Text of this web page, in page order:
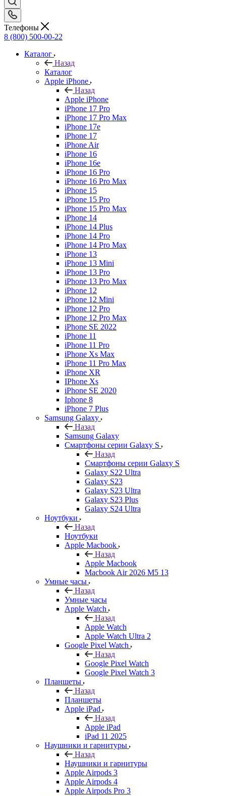
Телефоны
8 (800) 500-00-22
Каталог
Назад
Каталог
Apple iPhone
Назад
Apple iPhone
iPhone 17 Pro
iPhone 17 Pro Max
iPhone 17e
iPhone 17
iPhone Air
iPhone 16
iPhone 16e
iPhone 16 Pro
iPhone 16 Pro Max
iPhone 15
iPhone 15 Pro
iPhone 15 Pro Max
iPhone 14
iPhone 14 Plus
iPhone 14 Pro
iPhone 14 Pro Max
iPhone 13
iPhone 13 Mini
iPhone 13 Pro
iPhone 13 Pro Max
iPhone 12
iPhone 12 Mini
iPhone 12 Pro
iPhone 12 Pro Max
iPhone SE 2022
iPhone 11
iPhone 11 Pro
iPhone Xs Max
iPhone 11 Pro Max
iPhone XR
IPhone Xs
iPhone SE 2020
Iphone 8
iPhone 7 Plus
Samsung Galaxy
Назад
Samsung Galaxy
Смартфоны серии Galaxy S
Назад
Смартфоны серии Galaxy S
Galaxy S22 Ultra
Galaxy S23
Galaxy S23 Ultra
Galaxy S23 Plus
Galaxy S24 Ultra
Ноутбуки
Назад
Ноутбуки
Apple Macbook
Назад
Apple Macbook
Macbook Air 2026 M5 13
Умные часы
Назад
Умные часы
Apple Watch
Назад
Apple Watch
Apple Watch Ultra 2
Google Pixel Watch
Назад
Google Pixel Watch
Google Pixel Watch 3
Планшеты
Назад
Планшеты
Apple iPad
Назад
Apple iPad
iPad 11 2025
Наушники и гарнитуры
Назад
Наушники и гарнитуры
Apple Airpods 3
Apple Airpods 4
Apple Airpods Pro 3